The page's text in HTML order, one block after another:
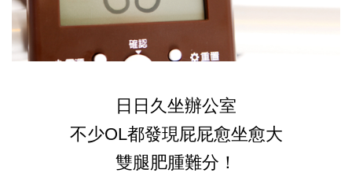
日日久坐辦公室
不少OL都發現屁屁愈坐愈大
雙腿肥腫難分！